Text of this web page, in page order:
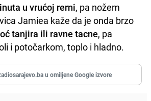
u vrućoj rerni, pa nožem
Jamiea kaže da je onda brzo
tanjira ili ravne tacne, pa
i potočarkom, toplo i hladno.
u omiljene Google izvore